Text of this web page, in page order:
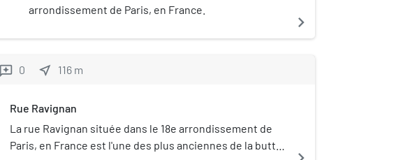
arrondissement de Paris, en France.
navigate_next
reviews 0 near_me 116 m
Rue Ravignan
La rue Ravignan située dans le 18e arrondissement de
Paris, en France est l'une des plus anciennes de la butte